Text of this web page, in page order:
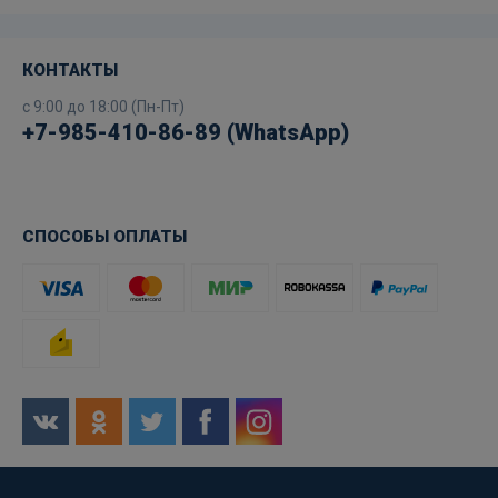
КОНТАКТЫ
с 9:00 до 18:00 (Пн-Пт)
+7-985-410-86-89 (WhatsApp)
СПОСОБЫ ОПЛАТЫ